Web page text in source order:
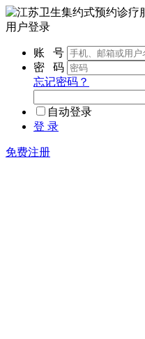
用户登录
账 号
密 码
忘记密码？
自动登录
登 录
免费注册